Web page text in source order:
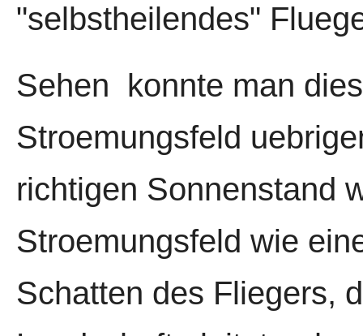
"selbstheilendes"
Sehen konnte man
Stroemungsfeld
richtigen Sonnenstand
Stroemungsfeld wie
Schatten des Fliegers,